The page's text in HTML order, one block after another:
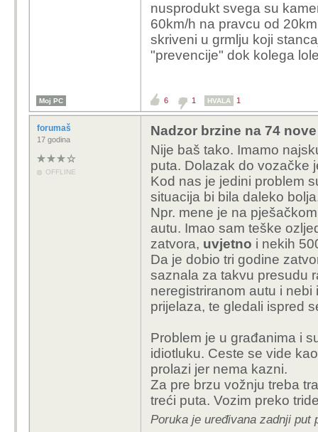
nusprodukt svega su
60km/h na pravcu od
skriveni u grmlju koji
"prevencije" dok kolega
Moj PC 6 1 HVALA 1
forumaš
17 godina
OFFLINE
Nadzor brzine na 74
Nije baš tako. Imamo
puta. Dolazak do vozačke
Kod nas je jedini problem
situacija bi bila daleko
Npr. mene je na
autu. Imao sam teške
zatvora, uvjetno i nekih
Da je dobio tri godine
saznala za takvu presudu
neregistriranom autu i
prijelaza, te gledali ispred
Problem je u građanima i
idiotluku. Ceste se vide
prolazi jer nema kazni.
Za pre brzu vožnju treba
treći puta. Vozim preko
Poruka je uređivana zadnji put